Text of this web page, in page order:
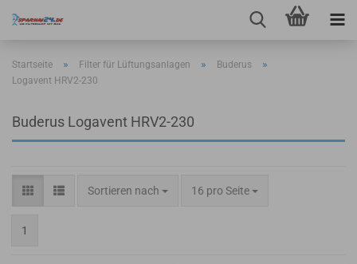
Startseite » Filter für Lüftungsanlagen » Buderus »
Logavent HRV2-230
Buderus Logavent HRV2-230
Sortieren nach
Sortieren nach 16 pro Seite
pro Seite
1